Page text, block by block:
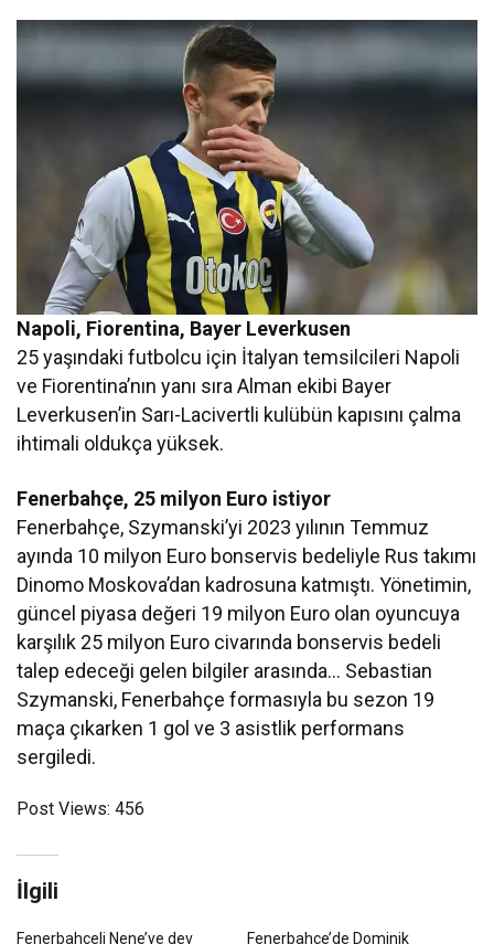
Napoli, Fiorentina, Bayer Leverkusen
25 yaşındaki futbolcu için İtalyan temsilcileri Napoli
ve Fiorentina’nın yanı sıra Alman ekibi Bayer
Leverkusen’in Sarı-Lacivertli kulübün kapısını çalma
ihtimali oldukça yüksek.
Fenerbahçe, 25 milyon Euro istiyor
Fenerbahçe, Szymanski’yi 2023 yılının Temmuz
ayında 10 milyon Euro bonservis bedeliyle Rus takımı
Dinomo Moskova’dan kadrosuna katmıştı. Yönetimin,
güncel piyasa değeri 19 milyon Euro olan oyuncuya
karşılık 25 milyon Euro civarında bonservis bedeli
talep edeceği gelen bilgiler arasında… Sebastian
Szymanski, Fenerbahçe formasıyla bu sezon 19
maça çıkarken 1 gol ve 3 asistlik performans
sergiledi.
Post Views: 456
İlgili
Fenerbahçeli Nene’ye dev
Fenerbahçe’de Dominik